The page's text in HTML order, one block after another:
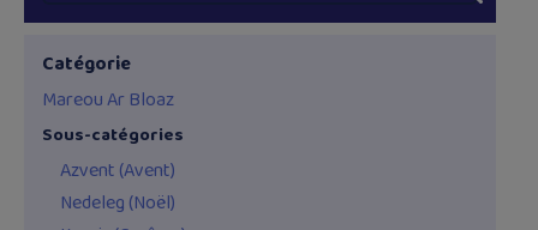
Catégorie
Mareou Ar Bloaz
Sous-catégories
Azvent (Avent)
Nedeleg (Noël)